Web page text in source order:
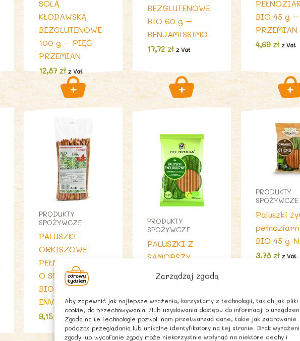
Zarządzaj zgodą
Aby zapewnić jak najlepsze wrażenia, korzystamy z technologii, takich jak pliki
cookie, do przechowywania i/lub uzyskiwania dostępu do informacji o
Zgoda na te technologie pozwoli nam przetwarzać dane, takie jak zachowanie
podczas przeglądania lub unikalne identyfikatory na tej stronie. Brak
zgody lub wycofanie zgody może niekorzystnie wpłynąć na niektóre cechy i
SOLĄ
KŁODAWSKĄ
BEZGLUTENOWE
100 g – PIĘĆ
PRZEMIAN
12,87zł z Vat
BEZGLUTENOWE
BIO 60 g –
BENJAMISSIMO
17,72 zł z Vat
BIO 45 g –
PRZEMIAN
4,69zł z Vat
PRODUKTY
SPOŻYWCZE
PALUSZKI
ORKISZOWE
PEŁNOZIARNISTE
O SMAKU PIZZY
BIO 150 g –
ENVOY
9,15 z Vat
PRODUKTY
SPOŻYWCZE
PALUSZKI Z
SAMOPSZY
PEŁNOZIARNISTE
BIO 45 g – PIĘĆ
PRZEMIAN
4,69zł z Vat
PRODUKTY
SPOŻYWCZE
Paluszki
BIO 45 g-
3,78zł z Vat